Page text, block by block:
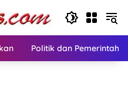
Politik dan